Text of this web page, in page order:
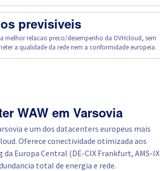
previsiveis
melhor relacao preco/desempenho da OVHcloud, sem
a qualidade da rede nem a conformidade europeia.
WAW em Varsovia
e um dos datacenters europeus mais
Oferece conectividade otimizada aos
da Europa Central (DE-CIX Frankfurt, AMS-IX
total de energia e rede.